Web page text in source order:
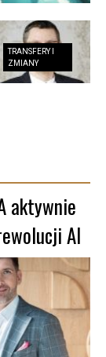
TRANSFERY I
ZMIANY
aktywnie
AI